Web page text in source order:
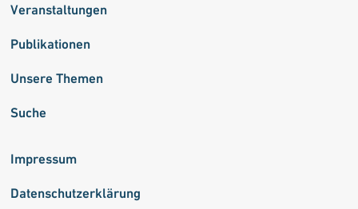
Veranstaltungen
Publikationen
Unsere Themen
Suche
Impressum
Datenschutzerklärung